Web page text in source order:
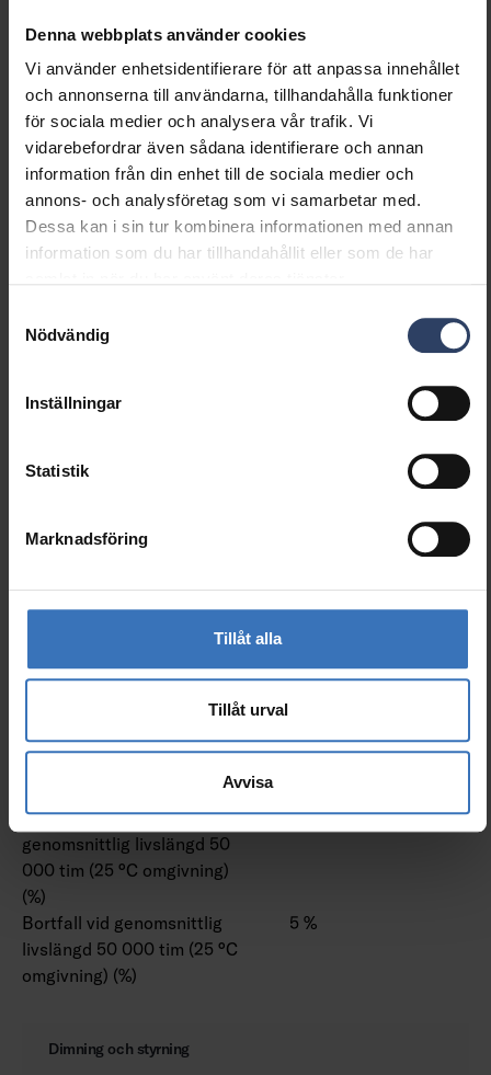
Denna webbplats använder cookies
Vi använder enhetsidentifierare för att anpassa innehållet
och annonserna till användarna, tillhandahålla funktioner
för sociala medier och analysera vår trafik. Vi
vidarebefordrar även sådana identifierare och annan
information från din enhet till de sociala medier och
annons- och analysföretag som vi samarbetar med.
Dessa kan i sin tur kombinera informationen med annan
information som du har tillhandahållit eller som de har
Nödvändig
Inställningar
Statistik
Marknadsföring
Tillåt alla
Tillåt urval
Avvisa
Drivdon
LED-drivdon
konstantspänning
Skyddsklass (IEC 61140)
III
Max. systemeffekt (W)
50 W
Effektfaktor
0.9
Fotometriska data
Färgtemperatur (min) (K)
Färgtolkningsindex
Steglöst reglerbar
Justering ljusflöde
Steglöst reglerbar
Bibehållet ljusflöde vid
genomsnittlig livslängd 50
000 tim (25 °C omgivning)
(%)
70 %
Bortfall vid genomsnittlig
livslängd 50 000 tim (25 °C
omgivning) (%)
5 %
Dimning och styrning